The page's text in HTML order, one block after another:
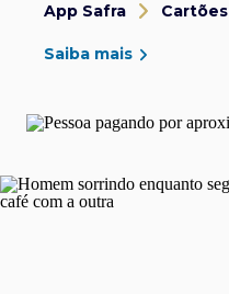
App Safra Cartões
Saiba mais